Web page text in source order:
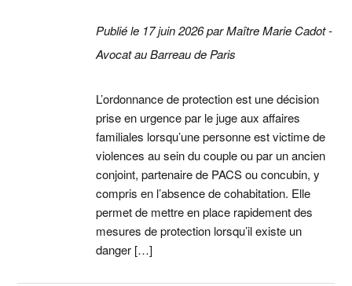
Publié le 17 juin 2026 par Maître Marie Cadot -
Avocat au Barreau de Paris
L’ordonnance de protection est une décision
prise en urgence par le juge aux affaires
familiales lorsqu’une personne est victime de
violences au sein du couple ou par un ancien
conjoint, partenaire de PACS ou concubin, y
compris en l’absence de cohabitation. Elle
permet de mettre en place rapidement des
mesures de protection lorsqu’il existe un
danger […]